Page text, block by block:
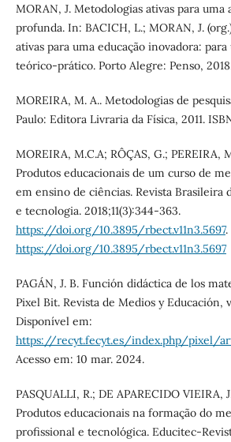
MORAN, J. Metodologias ativas para uma
profunda. In: BACICH, L.; MORAN, J.
ativas para uma educação inovadora:
teórico-prático. Porto Alegre: Penso,
MOREIRA, M. A.. Metodologias de
Paulo: Editora Livraria da Física, 2011.
MOREIRA, M.C.A; RÔÇAS, G.; PEREIRA,
Produtos educacionais de um curso de
em ensino de ciências. Revista Brasileira
e tecnologia. 2018;11(3):344-363.
https://doi.org/10.3895/rbect.v11n3.5697.
https://doi.org/10.3895/rbect.v11n3.5697
PAGÁN, J. B. Función didáctica de los
Pixel Bit. Revista de Medios y Educación,
Disponível em:
https://recyt.fecyt.es/index.php/pixel/
Acesso em: 10 mar. 2024.
PASQUALLI, R.; DE APARECIDO VIEIRA,
Produtos educacionais na formação do
profissional e tecnológica. Educitec-